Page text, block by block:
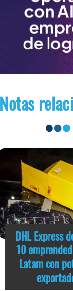
Notas
DHL Express
10
Latam con